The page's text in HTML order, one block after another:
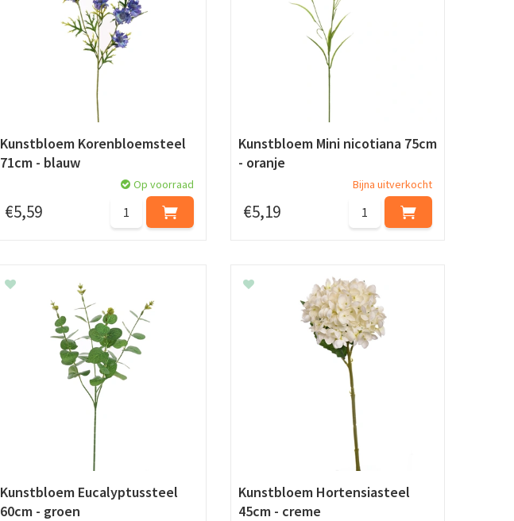
Kunstbloem Korenbloemsteel
71cm - blauw
€5,59
Op voorraad
Kunstbloem Mini nicotiana 75cm
- oranje
€5,19
Bijna uitverkocht
Kunstbloem Eucalyptussteel
60cm - groen
Kunstbloem Hortensiasteel
45cm - creme